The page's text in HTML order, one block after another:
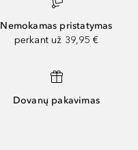
Nemokamas pristatymas
perkant už 39,95 €
Dovanų pakavimas